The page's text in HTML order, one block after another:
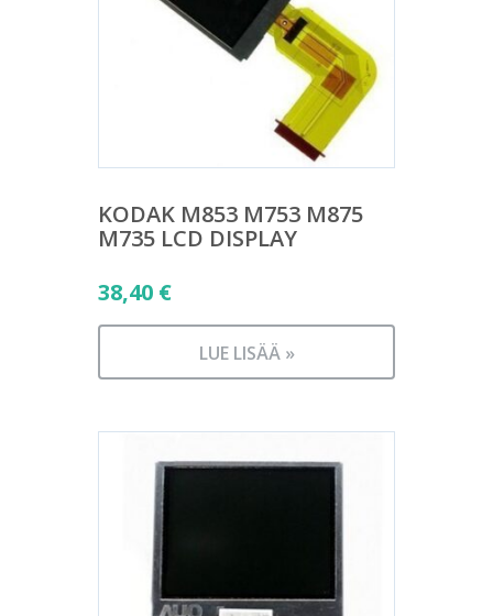
KODAK M853 M753 M875
M735 LCD DISPLAY
38,40 €
LUE LISÄÄ »